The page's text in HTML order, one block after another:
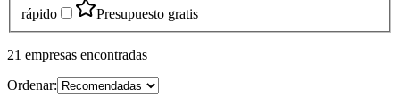
rápido
Presupuesto gratis
21 empresas encontradas
Ordenar: